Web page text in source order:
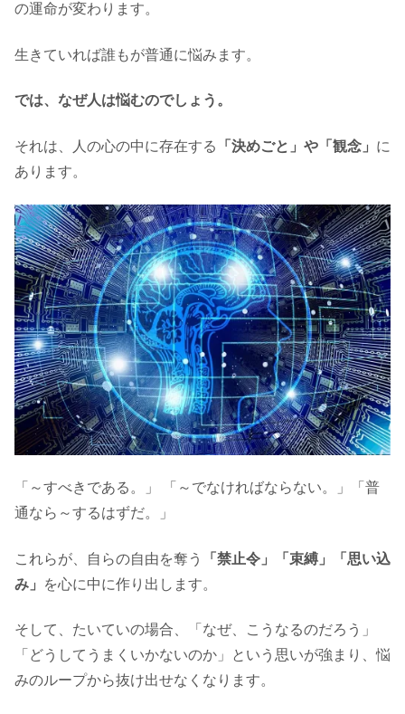
の運命が変わります。
生きていれば誰もが普通に悩みます。
では、なぜ人は悩むのでしょう。
それは、人の心の中に存在する 「決めごと」や「観念」 に
あります。
「～すべきである。」 「～でなければならない。」「普
通なら～するはずだ。」
これらが、自らの自由を奪う
「禁止令」「束縛」「思い込
み」
を心に中に作り出します。
そして、たいていの場合、「なぜ、こうなるのだろう」
「どうしてうまくいかないのか」という思いが強まり、悩
みのループから抜け出せなくなります。